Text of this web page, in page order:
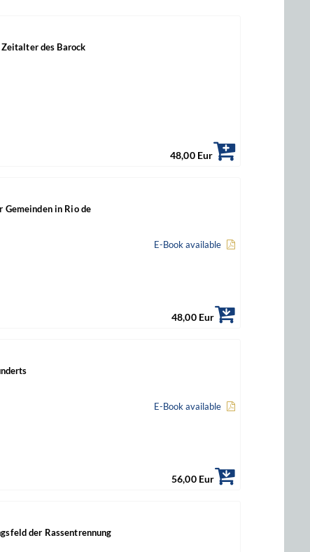
des Barock
48,00 Eur
Gemeinden in Rio de
E-Book available
48,00 Eur
E-Book available
56,00 Eur
der Rassentrennung